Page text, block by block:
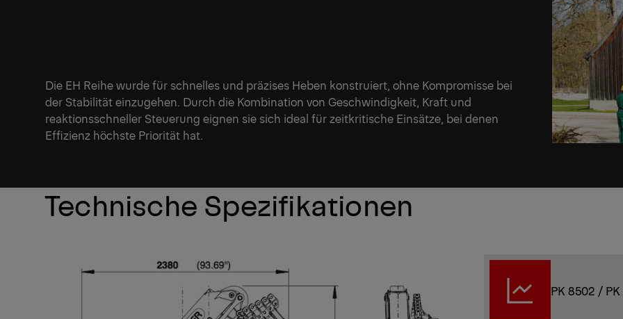
Die EH Reihe wurde für schnelles und präzises Heben konstruiert, ohne Kompromisse bei
der Stabilität einzugehen. Durch die Kombination von Geschwindigkeit, Kraft und
reaktionsschneller Steuerung eignen sie sich ideal für zeitkritische Einsätze, bei denen
Effizienz höchste Priorität hat.
Technische Spezifikationen
PK 8502 /